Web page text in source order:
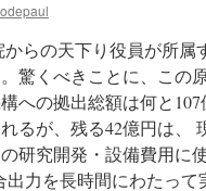
からの天下り役員が所
驚くべきことに、この
への拠出総額は何と
るが、残る42億円は、
研究開発・設備費用に
出力を長時間にわたっ